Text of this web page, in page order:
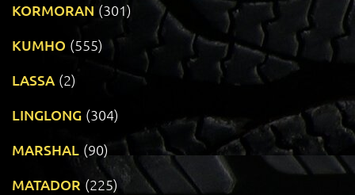
KORMORAN (301)
KUMHO (555)
LASSA (2)
LINGLONG (304)
MARSHAL (90)
MATADOR (225)